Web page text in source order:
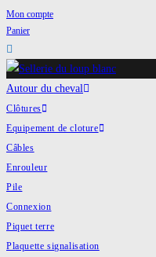
Skip
to
content
Mon compte
Panier
Autour du cheval
Clôtures
Equipement de cloture
Câbles
Enrouleur
Pile
Connexion
Piquet terre
Plaquette signalisation